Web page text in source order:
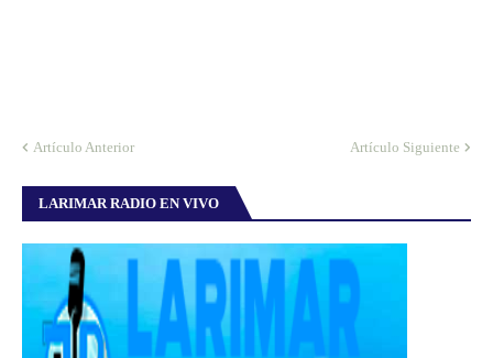
Artículo Anterior Artículo Siguiente
LARIMAR RADIO EN VIVO